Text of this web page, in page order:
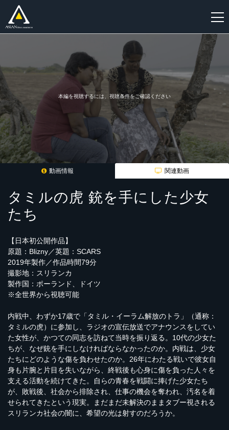
登
録
本編を視聴するには、視聴条件をご確認ください
動画情報 関連動画
タミルの虎 銃を手にした少女
たち
【日本初公開作品】
原題：Blizny／英題：SCARS
2019年製作／作品時間79分
撮影地：スリランカ
製作国：ポーランド、ドイツ
※全世界から視聴可能
内戦中、わずか17歳で「タミル・イーラム解放のトラ」（通称：
タミルの虎）に参加し、ラジオの宣伝放送でアナウンスをしてい
た女性が、かつての同志を訪ねて当時を振り返る。10代の少女た
ちが、なぜ銃を手にしなければならなかったのか。内戦は、少女
たちにどのような傷を負わせたのか。26年にわたる戦いで彼女自
身も片腕と片目を失いながら、終戦後も心身に傷を負った人々を
支える活動を続けてきた。自らの青春を戦闘に捧げた少女たち
が、敗戦後、社会から排除され、仕事の機会を奪われ、汚名を着
せられてきたという現実。まだまだ未解決のままタブー視される
スリランカ社会の闇に、希望の光は射すのだろうか。